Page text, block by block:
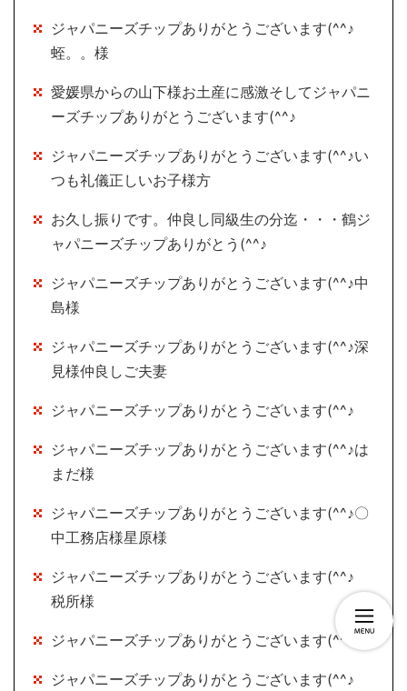
ジャパニーズチップありがとうございます(^^♪
蛭。。様
愛媛県からの山下様お土産に感激そしてジャパニ
ーズチップありがとうございます(^^♪
ジャパニーズチップありがとうございます(^^♪い
つも礼儀正しいお子様方
お久し振りです。仲良し同級生の分迄・・・鶴ジ
ャパニーズチップありがとう(^^♪
ジャパニーズチップありがとうございます(^^♪中
島様
ジャパニーズチップありがとうございます(^^♪深
見様仲良しご夫妻
ジャパニーズチップありがとうございます(^^♪
ジャパニーズチップありがとうございます(^^♪は
まだ様
ジャパニーズチップありがとうございます(^^♪〇
中工務店様星原様
ジャパニーズチップありがとうございます(^^♪
税所様
ジャパニーズチップありがとうございます(^^♪
ジャパニーズチップありがとうございます(^^♪